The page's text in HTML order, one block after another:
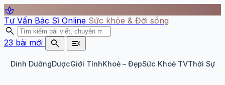
spa
Tư Vấn Bác Sĩ Online Sức khỏe & Đời sống
search
23 bài mới search menu_open
Dinh DưỡngDượcGiới TínhKhoẻ – ĐẹpSức Khoẻ TVThời Sự